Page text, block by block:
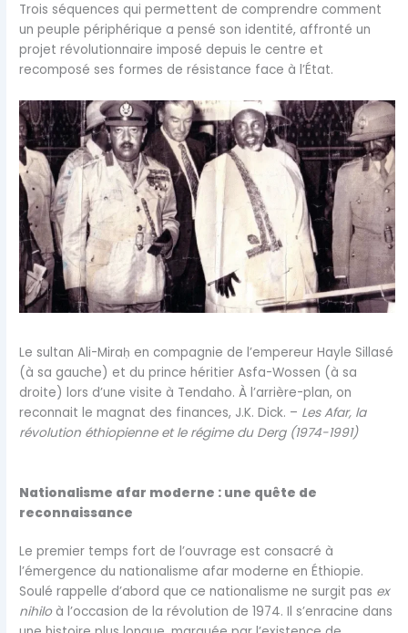
Trois séquences qui permettent de comprendre comment
un peuple périphérique a pensé son identité, affronté un
projet révolutionnaire imposé depuis le centre et
recomposé ses formes de résistance face à l’État.
Le sultan Ali-Miraḥ en compagnie de l’empereur Hayle Sillasé
(à sa gauche) et du prince héritier Asfa-Wossen (à sa
droite) lors d’une visite à Tendaho. À l’arrière-plan, on
reconnait le magnat des finances, J.K. Dick. – Les Afar, la
révolution éthiopienne et le régime du Derg (1974-1991)
Nationalisme afar moderne : une quête de
reconnaissance
Le premier temps fort de l’ouvrage est consacré à
l’émergence du nationalisme afar moderne en Éthiopie.
Soulé rappelle d’abord que ce nationalisme ne surgit pas ex
nihiloà l’occasion de la révolution de 1974. Il s’enracine dans